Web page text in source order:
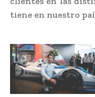
tiene en nuestro